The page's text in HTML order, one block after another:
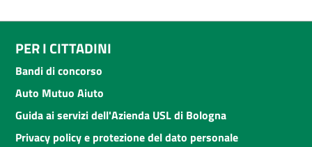
PER I CITTADINI
Bandi di concorso
Auto Mutuo Aiuto
Guida ai servizi dell'Azienda USL di Bologna
Privacy policy e protezione del dato personale